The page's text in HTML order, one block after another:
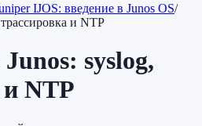
IJOS: введение в Junos OS/
и NTP
syslog,
и NTP